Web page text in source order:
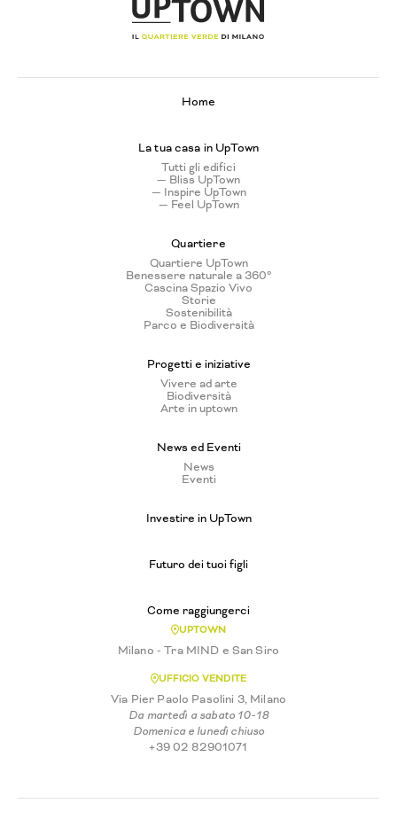
Home
La tua casa in UpTown
Tutti gli edifici
— Bliss UpTown
— Inspire UpTown
— Feel UpTown
Quartiere
Quartiere UpTown
Benessere naturale a 360°
Cascina Spazio Vivo
Storie
Sostenibilità
Parco e Biodiversità
Progetti e iniziative
Vivere ad arte
Biodiversità
Arte in uptown
News ed Eventi
News
Eventi
Investire in UpTown
Futuro dei tuoi figli
Come raggiungerci
UPTOWN
Milano - Tra MIND e San Siro
UFFICIO VENDITE
Via Pier Paolo Pasolini 3, Milano
Da martedì a sabato 10-18
Domenica e lunedì chiuso
+39 02 82901071